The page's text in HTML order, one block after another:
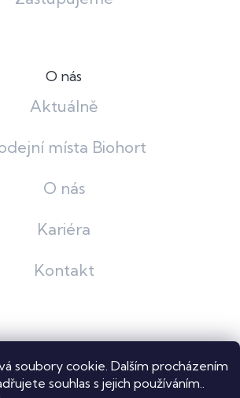
soubory cookie. Dalším procházením
souhlas s jejich používáním..
O nás
Aktuálně
místa Biohort
O nás
Kariéra
Kontakt
Shoptet